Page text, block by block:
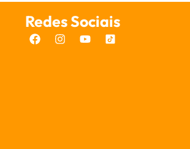
Redes Sociais